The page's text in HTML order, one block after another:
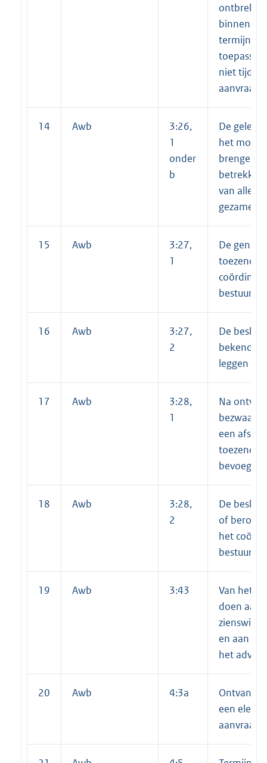
binnen
termijn
niet tijdig
aanvraag
14 Awb
3:26,
1
onder
b
De
het
brengen
van alle
15 Awb
3:27,
1
De
16 Awb
3:27,
2
De
bekend
leggen
17 Awb
3:28,
1
Na
bezwaar-
een
bevoegde
18 Awb
3:28,
2
De
of beroep
het
19 Awb 3:43
Van het
doen aan
en aan de
het
20 Awb 4:3a
een
aanvraag